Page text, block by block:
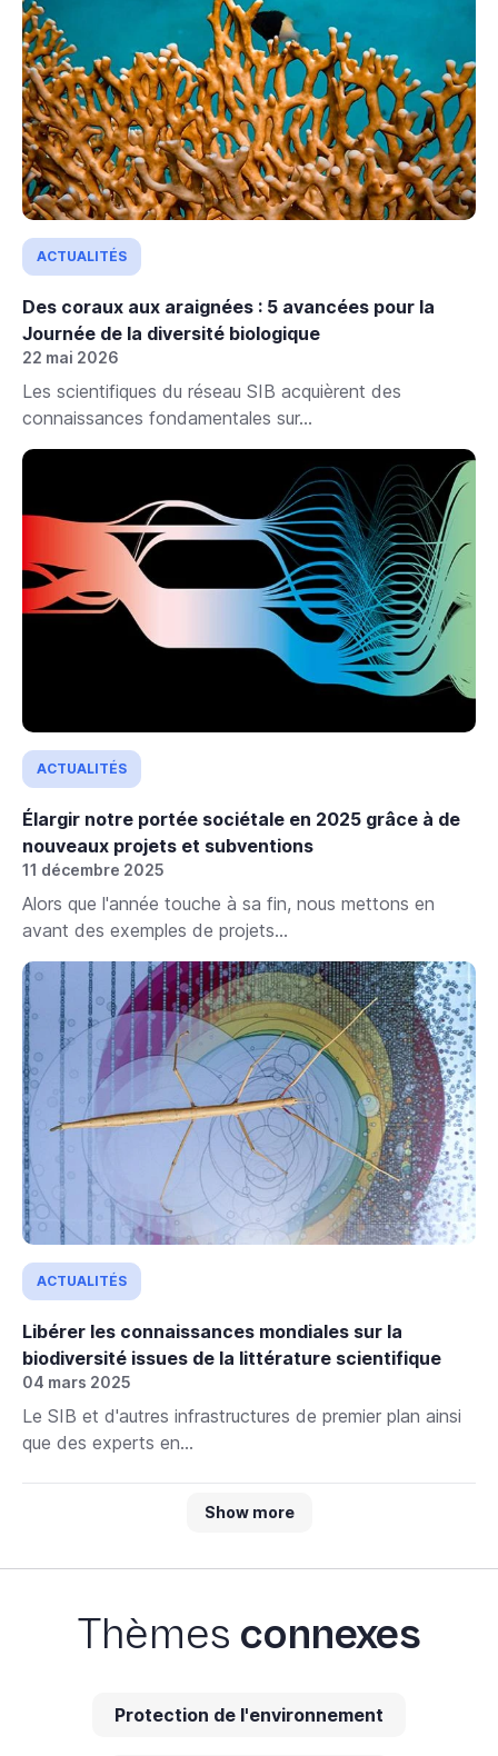
ACTUALITÉS
Des coraux aux araignées : 5 avancées pour la
Journée de la diversité biologique
22 mai 2026
Les scientifiques du réseau SIB acquièrent des
connaissances fondamentales sur...
ACTUALITÉS
Élargir notre portée sociétale en 2025 grâce à de
nouveaux projets et subventions
11 décembre 2025
Alors que l'année touche à sa fin, nous mettons en
avant des exemples de projets...
ACTUALITÉS
Libérer les connaissances mondiales sur la
biodiversité issues de la littérature scientifique
04 mars 2025
Le SIB et d'autres infrastructures de premier plan ainsi
que des experts en...
Show more
Thèmes connexes
Protection de l'environnement